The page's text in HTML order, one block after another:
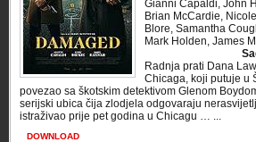
Gianni Capaldi, John
Brian McCardie,
Blore, Samantha
Mark Holden, James
Radnja prati Dana
Chicaga, koji putuje u
povezao sa škotskim detektivom Glenom
serijski ubica čija zlodjela odgovaraju
istraživao prije pet godina u Chicagu … ...
DOWNLOAD